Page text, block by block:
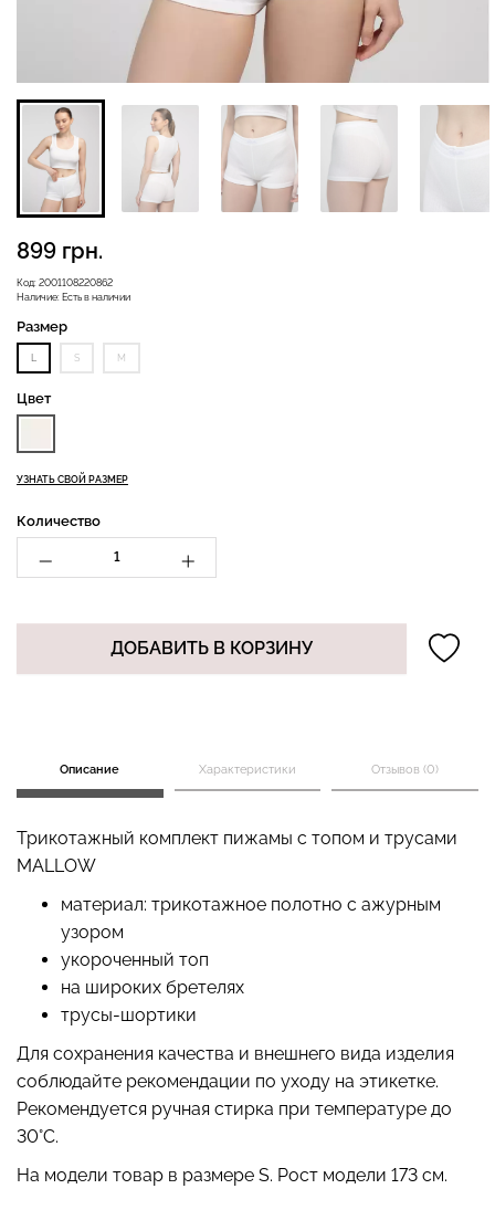
Код: 2001108220862
Наличие: Есть в наличии
899 грн.
Размер
L S M
Цвет
УЗНАТЬ СВОЙ РАЗМЕР
Количество
ДОБАВИТЬ В КОРЗИНУ
Описание Характеристики Отзывов (0)
Трикотажный комплект пижамы с топом и трусами
MALLOW
материал: трикотажное полотно с ажурным
узором
укороченный топ
на широких бретелях
трусы-шортики
Для сохранения качества и внешнего вида изделия
соблюдайте рекомендации по уходу на этикетке.
Рекомендуется ручная стирка при температуре до
30°C.
На модели товар в размере S. Рост модели 173 см.
Бесшовные леггинсы
LEGGINGS (черный) Giulia
482 грн.
Бесшовный топ на тонких
бретелях CAMI TOP
(белый) Giulia
(черный) Giulia